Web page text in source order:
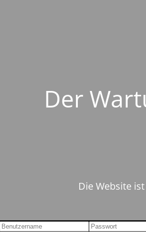
Der
Die Website